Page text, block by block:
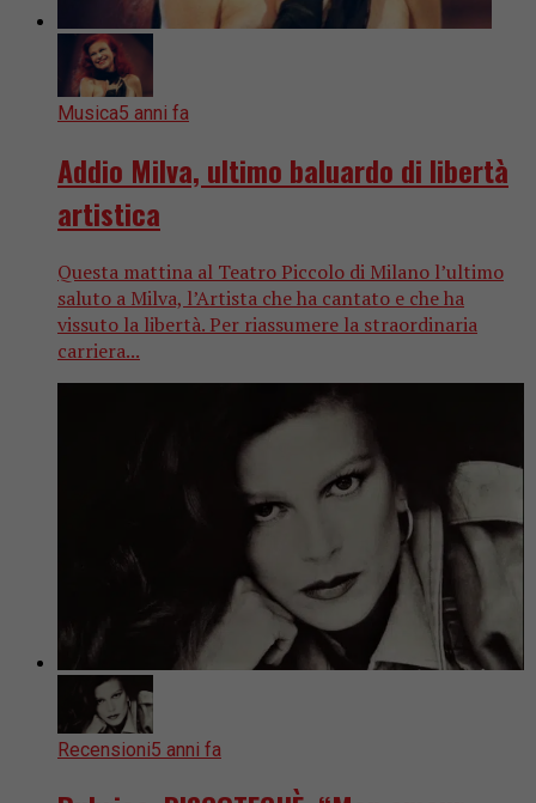
Musica5 anni fa
Addio Milva, ultimo baluardo di libertà
artistica
Questa mattina al Teatro Piccolo di Milano l’ultimo
saluto a Milva, l’Artista che ha cantato e che ha
vissuto la libertà. Per riassumere la straordinaria
carriera...
Recensioni5 anni fa